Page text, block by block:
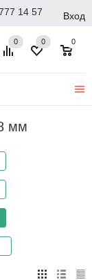
14 57 Вход
0 0
0
мм